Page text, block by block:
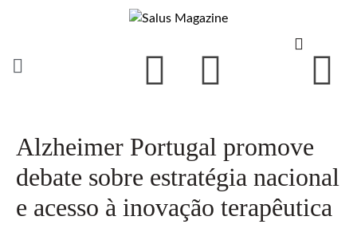
Alzheimer Portugal promove
debate sobre estratégia nacional
e acesso à inovação terapêutica